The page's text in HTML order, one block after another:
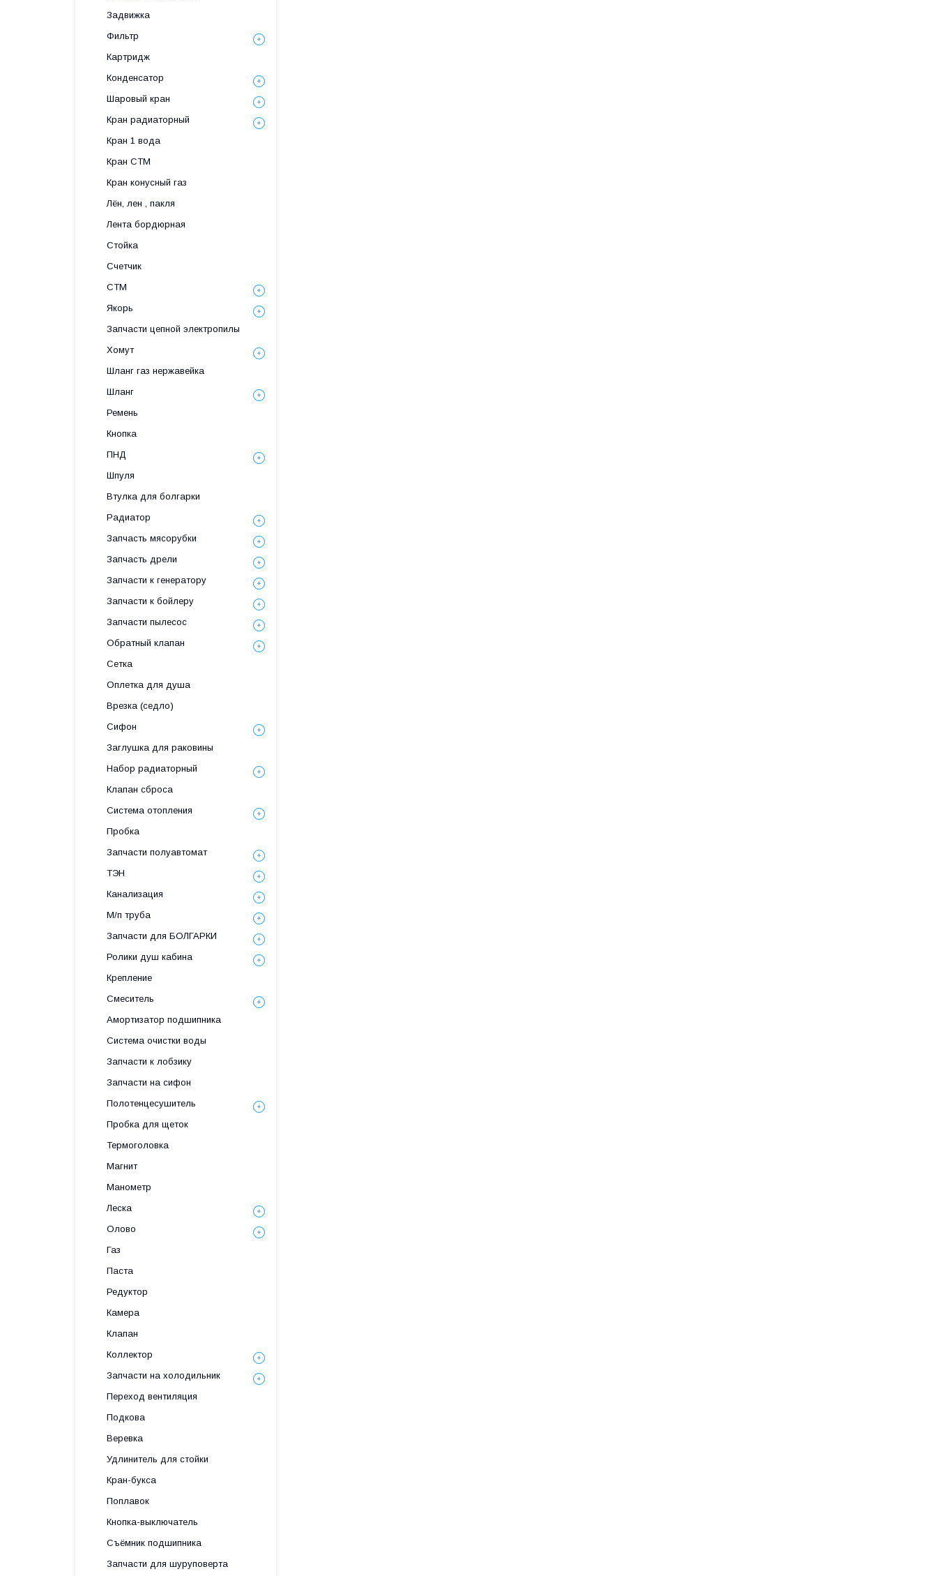
Задвижка
Фильтр
Картридж
Конденсатор
Шаровый кран
Кран радиаторный
Кран 1 вода
Кран СТМ
Кран конусный газ
Лён, лен , пакля
Лента бордюрная
Стойка
Счетчик
СТМ
Якорь
Запчасти цепной электропилы
Хомут
Шланг газ нержавейка
Шланг
Ремень
Кнопка
ПНД
Шпуля
Втулка для болгарки
Радиатор
Запчасть мясорубки
Запчасть дрели
Запчасти к генератору
Запчасти к бойлеру
Запчасти пылесос
Обратный клапан
Сетка
Оплетка для душа
Врезка (седло)
Сифон
Заглушка для раковины
Набор радиаторный
Клапан сброса
Система отопления
Пробка
Запчасти полуавтомат
ТЭН
Канализация
М/п труба
Запчасти для БОЛГАРКИ
Ролики душ кабина
Крепление
Смеситель
Амортизатор подшипника
Система очистки воды
Запчасти к лобзику
Запчасти на сифон
Полотенцесушитель
Пробка для щеток
Термоголовка
Магнит
Манометр
Леска
Олово
Газ
Паста
Редуктор
Камера
Клапан
Коллектор
Запчасти на холодильник
Переход вентиляция
Подкова
Веревка
Удлинитель для стойки
Кран-букса
Поплавок
Кнопка-выключатель
Съёмник подшипника
Запчасти для шуруповерта